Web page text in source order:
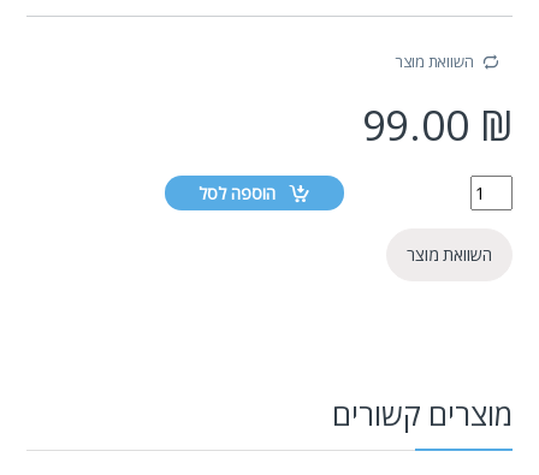
השוואת מוצר
99.00 ₪
הוספה לסל
השוואת מוצר
מוצרים קשורים